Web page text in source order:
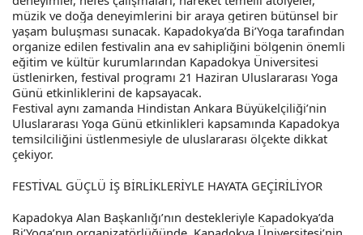
müzik ve doğa deneyimlerini bir araya getiren bütünsel bir
yaşam buluşması sunacak. Kapadokya’da Bi’Yoga tarafından
organize edilen festivalin ana ev sahipliğini bölgenin önemli
eğitim ve kültür kurumlarından Kapadokya Üniversitesi
üstlenirken, festival programı 21 Haziran Uluslararası Yoga
Günü etkinliklerini de kapsayacak.
Festival aynı zamanda Hindistan Ankara Büyükelçiliği’nin
Uluslararası Yoga Günü etkinlikleri kapsamında Kapadokya
temsilciliğini üstlenmesiyle de uluslararası ölçekte dikkat
çekiyor.
FESTİVAL GÜÇLÜ İŞ BİRLİKLERİYLE HAYATA GEÇİRİLİYOR
Kapadokya Alan Başkanlığı’nın destekleriyle Kapadokya’da